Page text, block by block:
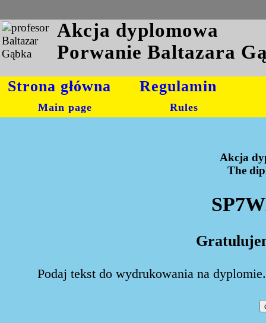
Akcja dyplomowa
Porwanie Baltazara
Strona główna
Main page
Regulamin
Rules
Akcja
The
Podaj tekst do wydrukowania na